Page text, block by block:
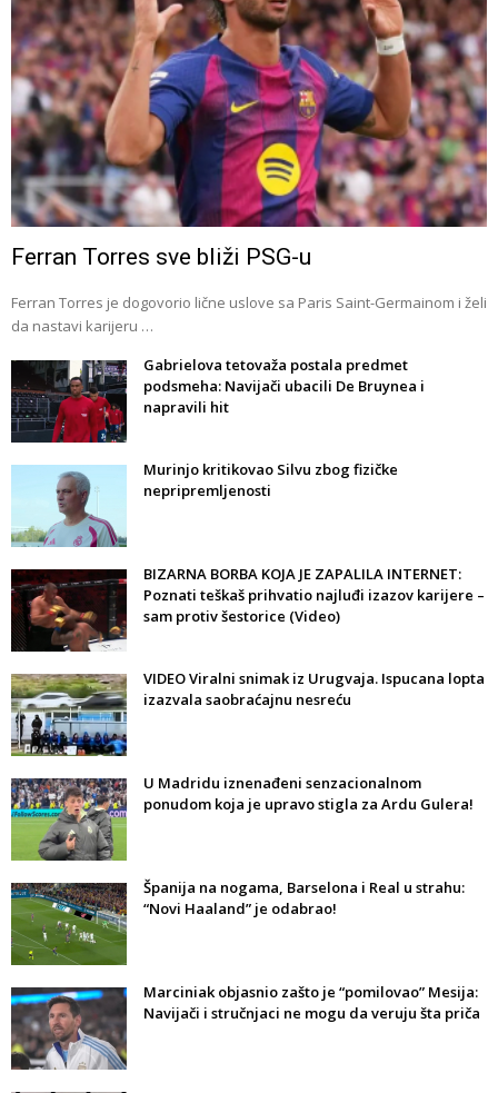
Ferran Torres sve bliži PSG-u
Ferran Torres je dogovorio lične uslove sa Paris Saint-Germainom i želi
da nastavi karijeru …
Gabrielova tetovaža postala predmet
podsmeha: Navijači ubacili De Bruynea i
napravili hit
Murinjo kritikovao Silvu zbog fizičke
nepripremljenosti
BIZARNA BORBA KOJA JE ZAPALILA INTERNET:
Poznati teškaš prihvatio najluđi izazov karijere –
sam protiv šestorice (Video)
VIDEO Viralni snimak iz Urugvaja. Ispucana lopta
izazvala saobraćajnu nesreću
U Madridu iznenađeni senzacionalnom
ponudom koja je upravo stigla za Ardu Gulera!
Španija na nogama, Barselona i Real u strahu:
“Novi Haaland” je odabrao!
Marciniak objasnio zašto je “pomilovao” Mesija:
Navijači i stručnjaci ne mogu da veruju šta priča